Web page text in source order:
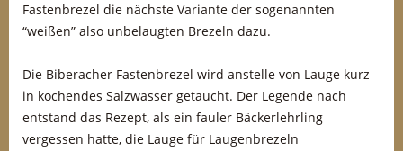
Fastenbrezel die nächste Variante der sogenannten
“weißen” also unbelaugten Brezeln dazu.
Die Biberacher Fastenbrezel wird anstelle von Lauge kurz
in kochendes Salzwasser getaucht. Der Legende nach
entstand das Rezept, als ein fauler Bäckerlehrling
vergessen hatte, die Lauge für Laugenbrezeln